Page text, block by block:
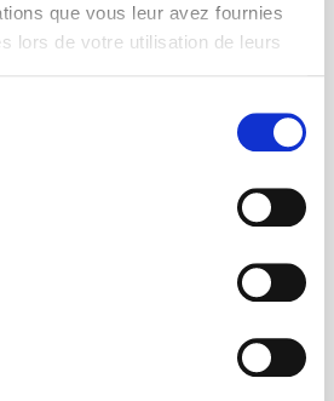
que vous leur avez fournies
lors de votre utilisation de leurs
PRESS has a threefold role: to publish
reference works for student use, and to